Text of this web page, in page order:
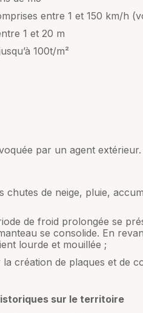
entre 1 et 150 km/h
1 et 20 m
100t/m²
par un agent extérieur.
chutes de neige, pluie,
de froid prolongée se
se consolide. En
lourde et mouillée ;
création de plaques et de
sur le territoire